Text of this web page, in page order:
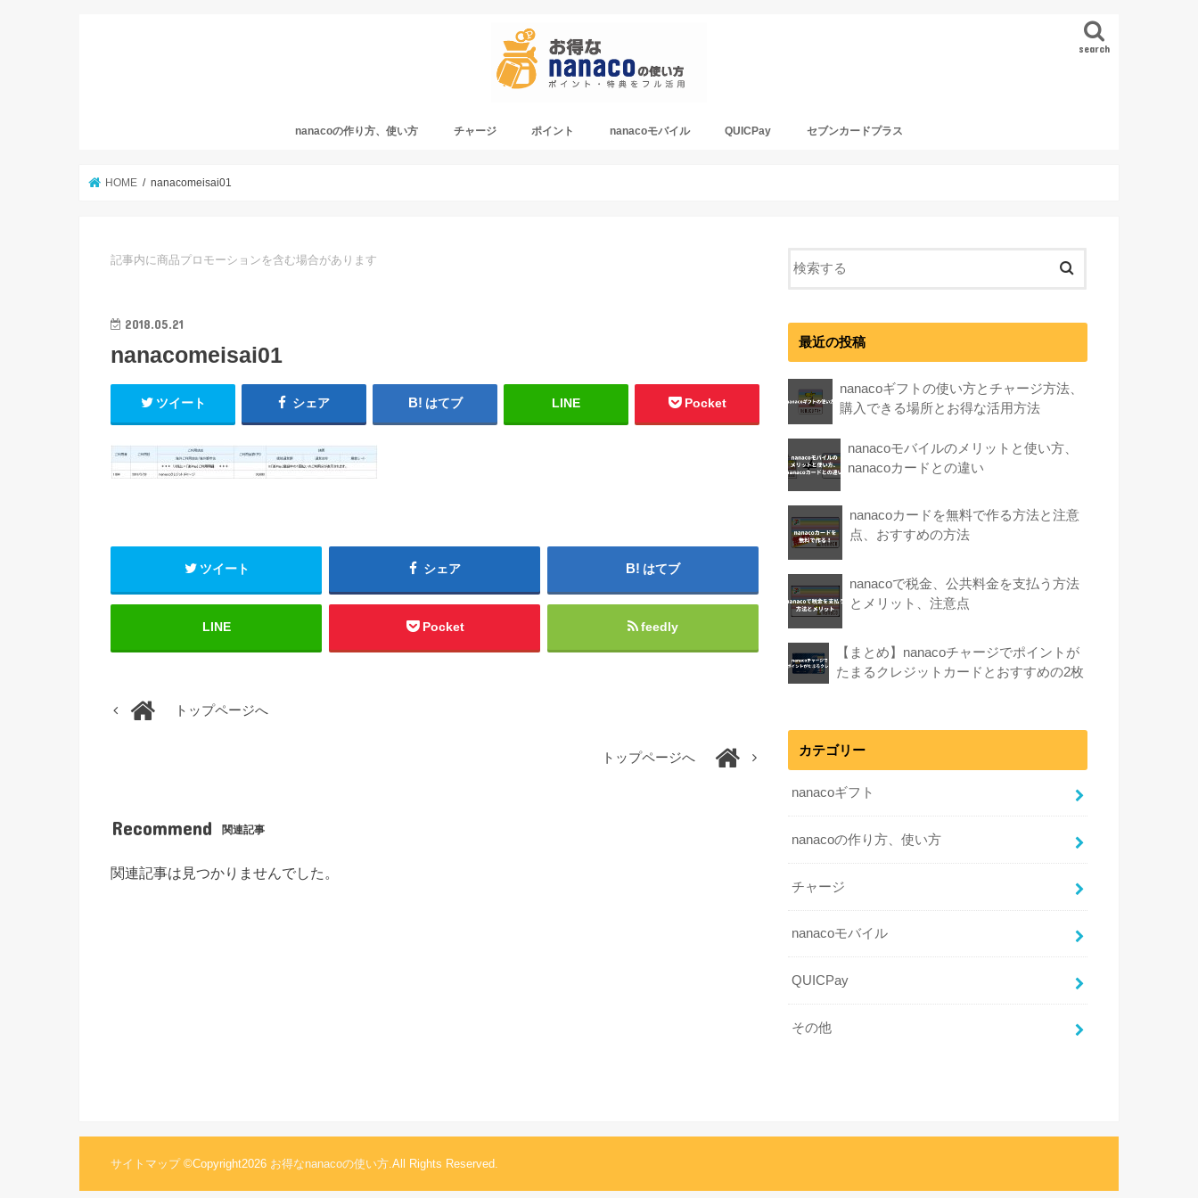
search
nanacoの作り方、使い方 チャージ ポイント nanacoモバイル QUICPay セブンカードプラス
HOME nanacomeisai01
記事内に商品プロモーションを含む場合があります
2018.05.21
nanacomeisai01
ツイート シェア はてブ LINE Pocket
ツイート シェア はてブ
LINE Pocket feedly
トップページへ
トップページへ
Recommend 関連記事
関連記事は見つかりませんでした。
最近の投稿
nanacoギフトの使い方とチャージ方法、
購入できる場所とお得な活用方法
nanacoモバイルのメリットと使い方、
nanacoカードとの違い
nanacoカードを無料で作る方法と注意
点、おすすめの方法
nanacoで税金、公共料金を支払う方法
とメリット、注意点
【まとめ】nanacoチャージでポイントが
たまるクレジットカードとおすすめの2枚
カテゴリー
nanacoギフト
nanacoの作り方、使い方
チャージ
nanacoモバイル
QUICPay
その他
サイトマップ ©Copyright2026 お得なnanacoの使い方 .All Rights Reserved.